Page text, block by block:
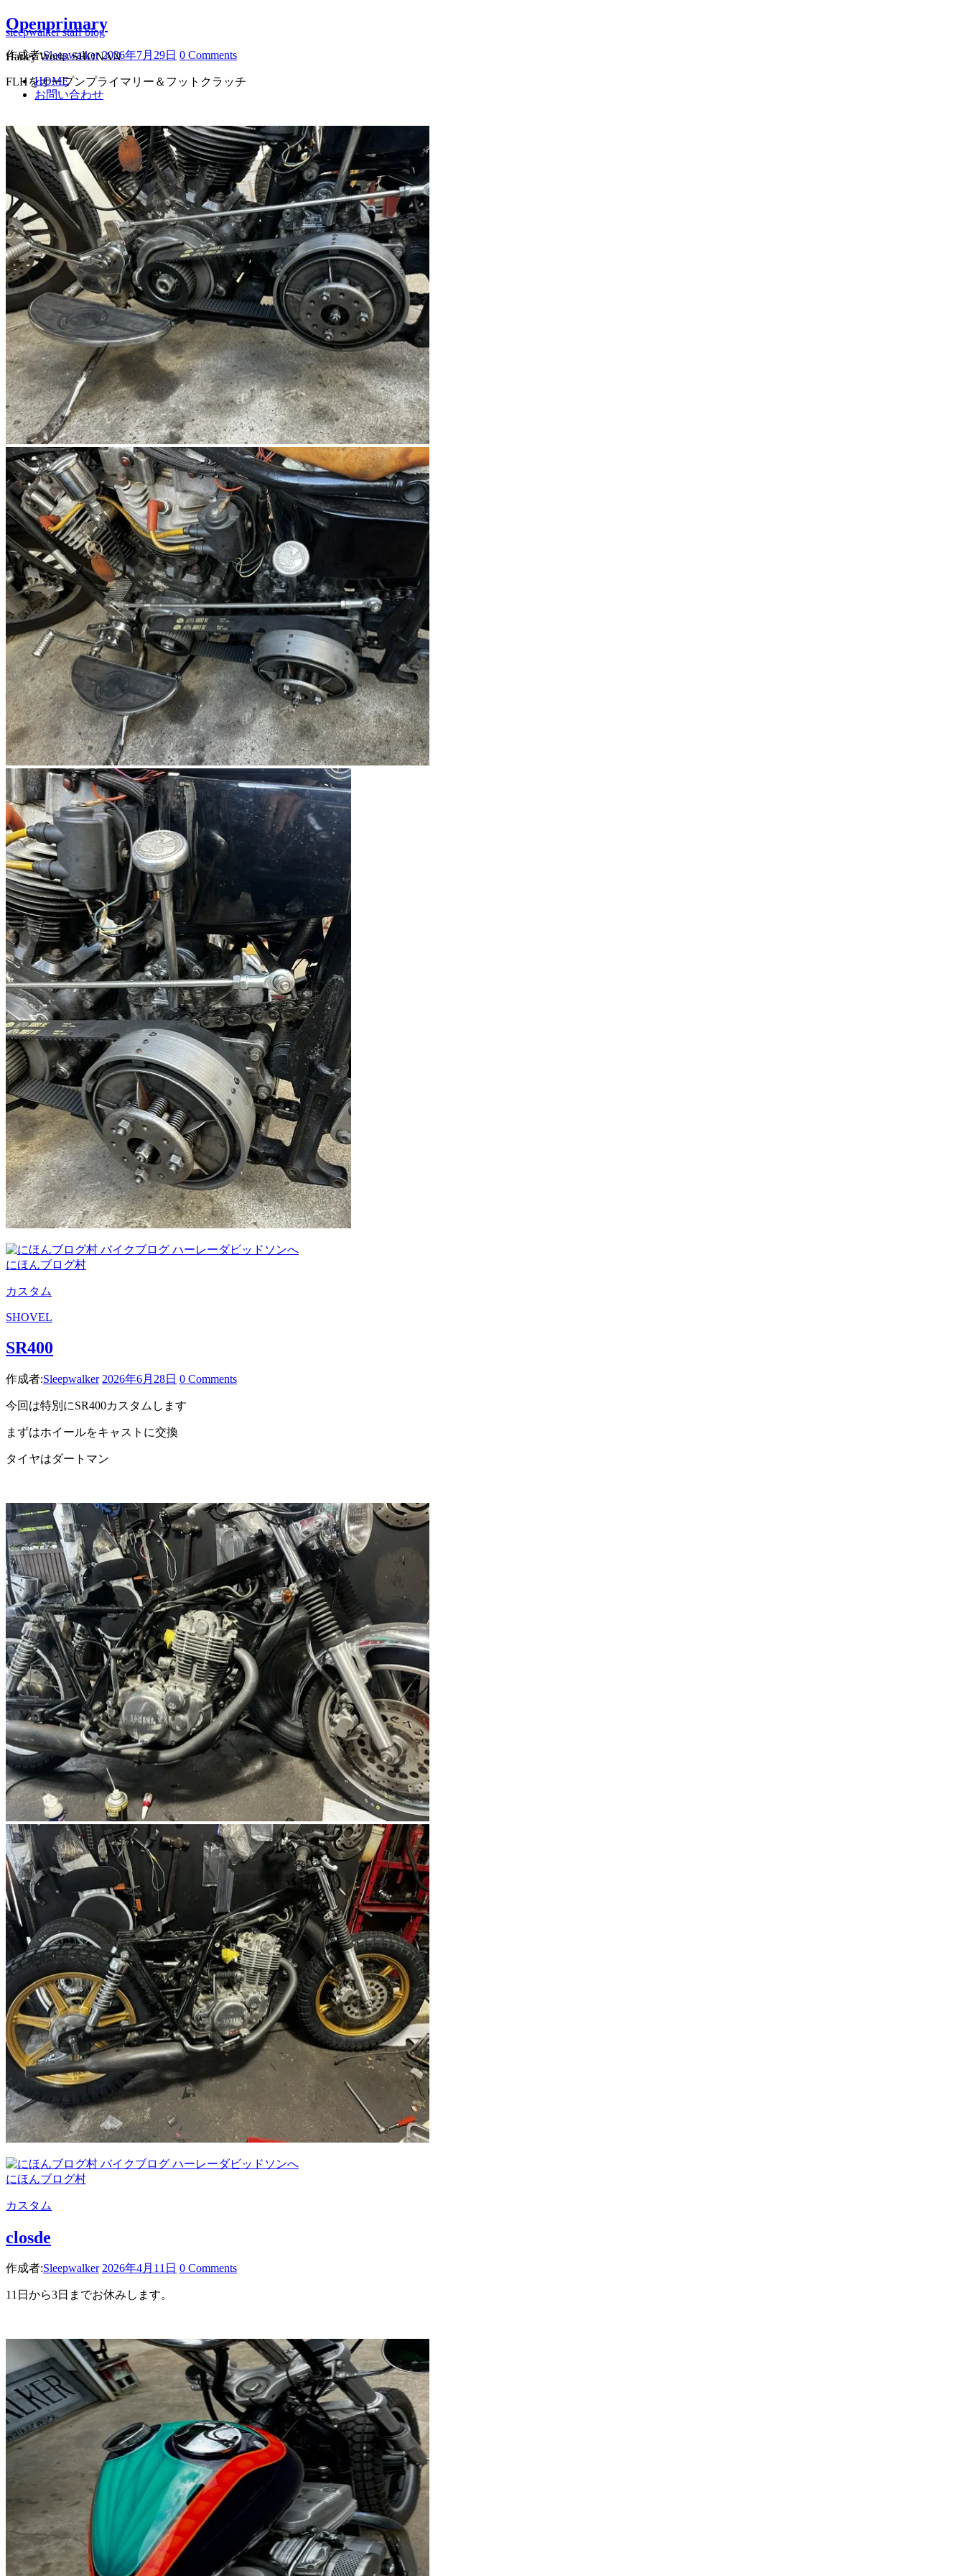
sleepwalker staff blog
Harley Works SHONAN
HOME
お問い合わせ
Openprimary
作成者:Sleepwalker 2026年7月29日 0 Comments
FLHをオープンプライマリー＆フットクラッチ
にほんブログ村
カスタム
SHOVEL
SR400
作成者:Sleepwalker 2026年6月28日 0 Comments
今回は特別にSR400カスタムします
まずはホイールをキャストに交換
タイヤはダートマン
にほんブログ村
カスタム
closde
作成者:Sleepwalker 2026年4月11日 0 Comments
11日から3日までお休みします。